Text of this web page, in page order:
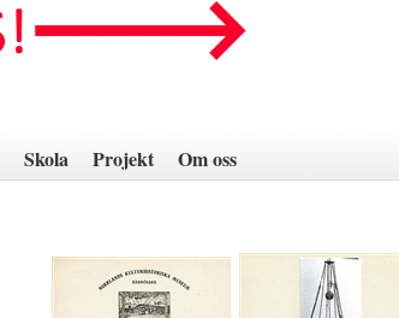
Skola Projekt Om oss